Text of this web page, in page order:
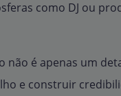
como DJ ou
é apenas um
e construir